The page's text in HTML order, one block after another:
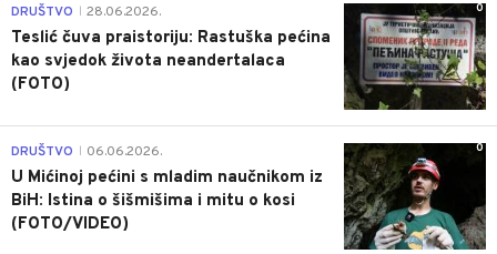
0
DRUŠTVO 28.06.2026.
Teslić čuva praistoriju: Rastuška pećina
kao svjedok života neandertalaca
(FOTO)
0
DRUŠTVO 06.06.2026.
U Mićinoj pećini s mladim naučnikom iz
BiH: Istina o šišmišima i mitu o kosi
(FOTO/VIDEO)